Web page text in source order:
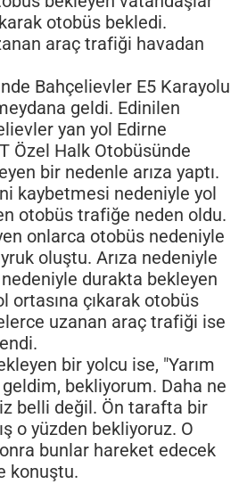
otobüs bekledi.
araç trafiği havadan
Bahçelievler E5 Karayolu
geldi. Edinilen
yan yol Edirne
Özel Halk Otobüsünde
bir nedenle arıza yaptı.
kaybetmesi nedeniyle yol
otobüs trafiğe neden oldu.
onlarca otobüs nedeniyle
oluştu. Arıza nedeniyle
durakta bekleyen
ortasına çıkarak otobüs
uzanan araç trafiği ise
bir yolcu ise, "Yarım
bekliyorum. Daha ne
belli değil. Ön tarafta bir
o yüzden bekliyoruz. O
bunlar hareket edecek
konuştu.